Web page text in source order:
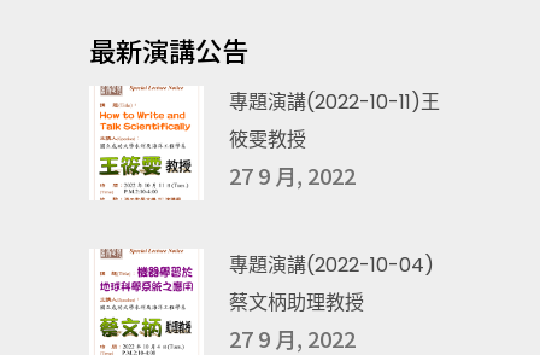
最新演講公告
專題演講(2022-10-11)王
筱雯教授
27 9 月, 2022
專題演講(2022-10-04)
蔡文柄助理教授
27 9 月, 2022